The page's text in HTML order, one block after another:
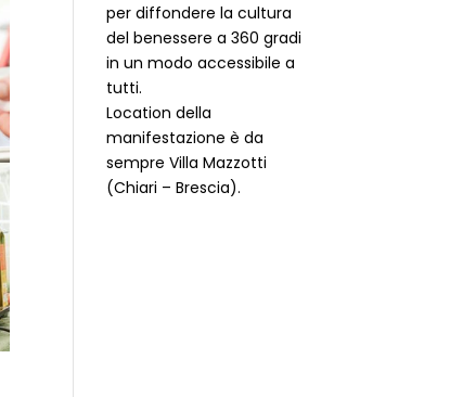
per diffondere la cultura
del benessere a 360 gradi
in un modo accessibile a
tutti.
Location della
manifestazione è da
sempre Villa Mazzotti
(Chiari – Brescia).